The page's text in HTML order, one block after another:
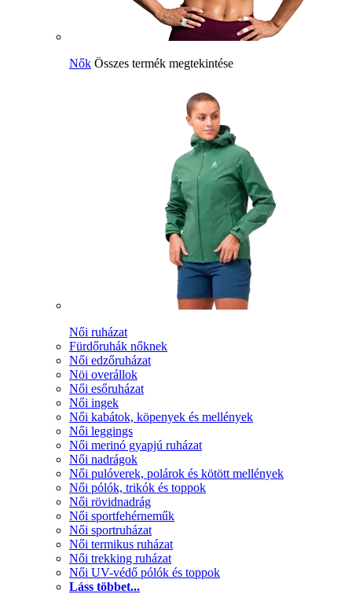
Nők Összes termék megtekintése
Női ruházat
Fürdőruhák nőknek
Női edzőruházat
Nöi overállok
Női esőruházat
Női ingek
Női kabátok, köpenyek és mellények
Női leggings
Női merinó gyapjú ruházat
Női nadrágok
Női pulóverek, polárok és kötött mellények
Női pólók, trikók és toppok
Női rövidnadrág
Női sportfehérneműk
Női sportruházat
Női termikus ruházat
Női trekking ruházat
Női UV-védő pólók és toppok
Láss többet...